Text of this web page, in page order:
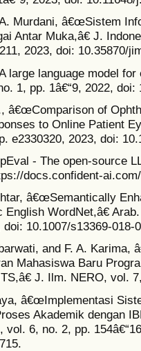
Murdani, â€œSistem
Antar Muka,â€ J.
2023, doi: 10.35870/
large language model
1, pp. 1â€“9, 2022, doi:
â€œComparison of
to Online Patient
e2330320, 2023, doi:
- The open-source
docs.confident-
â€œSemantically
WordNet,â€
doi: 10.1007/s13369-018-
and F. A. Karima,
Mahasiswa Baru
J. Ilm. NERO, vol.
â€œImplementasi
Akademik dengan
vol. 6, no. 2, pp.